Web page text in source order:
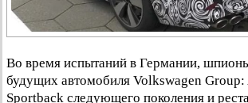
Во время испытаний в Германии,
будущих автомобиля Volkswagen Group:
Sportback следующего поколения и